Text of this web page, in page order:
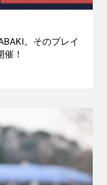
。そのプレイ
！